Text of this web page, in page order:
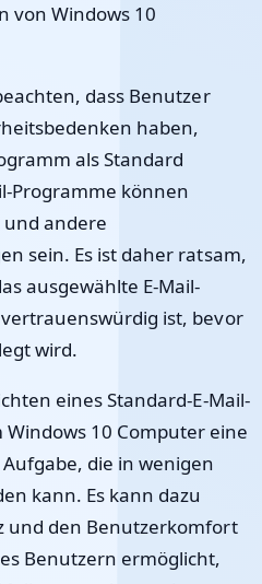
von Windows 10
dass Benutzer
haben,
als Standard
Programme können
andere
sein. Es ist daher ratsam,
ausgewählte E-Mail-
ist, bevor
wird.
eines Standard-E-Mail-
10 Computer eine
die in wenigen
kann. Es kann dazu
und den Benutzerkomfort
Benutzern ermöglicht,